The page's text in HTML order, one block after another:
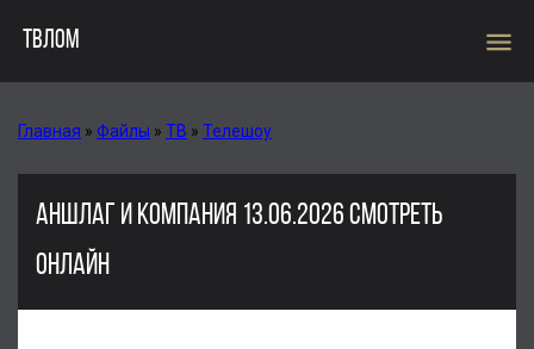
ТВЛОМ menu
Главная » Файлы » ТВ » Телешоу
АНШЛАГ И КОМПАНИЯ 13.06.2026 СМОТРЕТЬ
ОНЛАЙН